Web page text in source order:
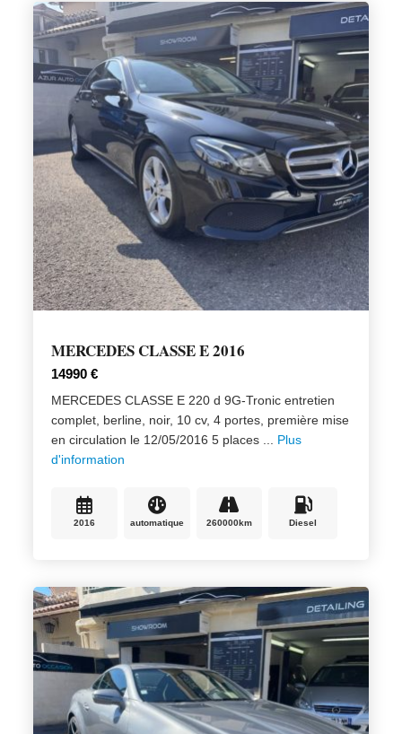
MERCEDES CLASSE E 2016
14990 €
MERCEDES CLASSE E 220 d 9G-Tronic entretien
complet, berline, noir, 10 cv, 4 portes, première mise
en circulation le 12/05/2016 5 places ... Plus
d'information
2016 automatique 260000km Diesel